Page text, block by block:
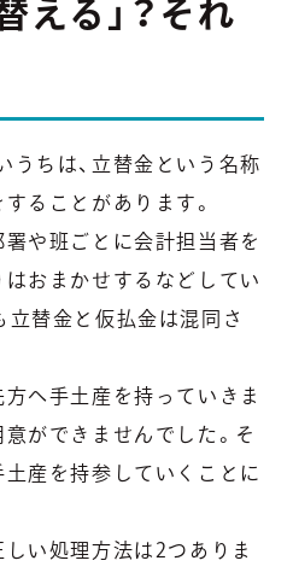
える」？それ
うちは、立替金という名称
ることがあります。
署や班ごとに会計担当者を
はおまかせするなどしてい
立替金と仮払金は混同さ
方へ手土産を持っていきま
ができませんでした。そ
土産を持参していくことに
しい処理方法は2つありま